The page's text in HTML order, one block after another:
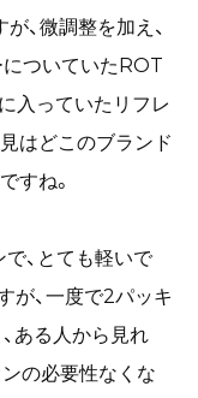
、微調整を加え、
についていたROT
入っていたリフレ
はどこのブランド
すね。
、とても軽いで
が、一度で2パッキ
ある人から見れ
の必要性なくな